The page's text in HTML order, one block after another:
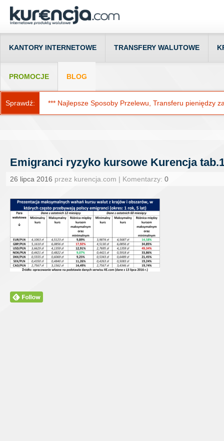
KANTORY INTERNETOWE TRANSFERY WALUTOWE
PROMOCJE BLOG
Sprawdź: *** Najlepsze Sposoby Przelewu, Transferu pieniędzy
Emigranci ryzyko kursowe Kurencja
26 lipca 2016 przez kurencja.com | Komentarzy: 0